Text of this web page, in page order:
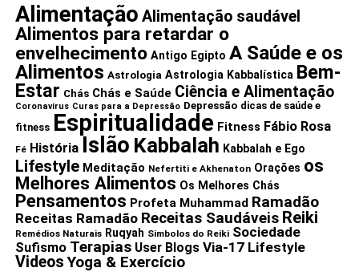
Alimentação Alimentação saudável
Alimentos para retardar o
envelhecimento Antigo Egipto A Saúde e os
Alimentos Astrologia Astrologia Kabbalística Bem-
Estar Chás Chás e Saúde Ciência e Alimentação
Coronavirus Curas para a Depressão Depressão dicas de saúde e
fitness Espiritualidade Fitness Fábio Rosa
Fé História Islão Kabbalah Kabbalah e Ego
Lifestyle Meditação Nefertiti e Akhenaton Orações os
Melhores Alimentos Os Melhores Chás
Pensamentos Profeta Muhammad Ramadão
Receitas Ramadão Receitas Saudáveis Reiki
Remédios Naturais Ruqyah Simbolos do Reiki Sociedade
Sufismo Terapias User Blogs Via-17 Lifestyle
Videos Yoga & Exercício